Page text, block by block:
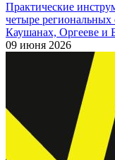
Практические
четыре региональных
Каушанах, Оргееве и
09 июня 2026